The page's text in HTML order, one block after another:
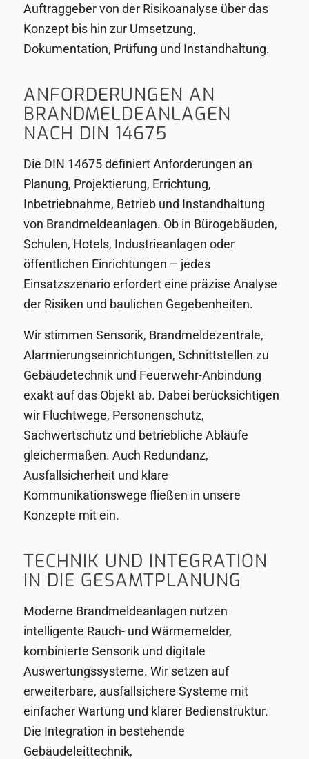
Auftraggeber von der Risikoanalyse über das
Konzept bis hin zur Umsetzung,
Dokumentation, Prüfung und Instandhaltung.
ANFORDERUNGEN AN
BRANDMELDEANLAGEN
NACH DIN 14675
Die DIN 14675 definiert Anforderungen an
Planung, Projektierung, Errichtung,
Inbetriebnahme, Betrieb und Instandhaltung
von Brandmeldeanlagen. Ob in Bürogebäuden,
Schulen, Hotels, Industrieanlagen oder
öffentlichen Einrichtungen – jedes
Einsatzszenario erfordert eine präzise Analyse
der Risiken und baulichen Gegebenheiten.
Wir stimmen Sensorik, Brandmeldezentrale,
Alarmierungseinrichtungen, Schnittstellen zu
Gebäudetechnik und Feuerwehr-Anbindung
exakt auf das Objekt ab. Dabei berücksichtigen
wir Fluchtwege, Personenschutz,
Sachwertschutz und betriebliche Abläufe
gleichermaßen. Auch Redundanz,
Ausfallsicherheit und klare
Kommunikationswege fließen in unsere
Konzepte mit ein.
TECHNIK UND INTEGRATION
IN DIE GESAMTPLANUNG
Moderne Brandmeldeanlagen nutzen
intelligente Rauch- und Wärmemelder,
kombinierte Sensorik und digitale
Auswertungssysteme. Wir setzen auf
erweiterbare, ausfallsichere Systeme mit
einfacher Wartung und klarer Bedienstruktur.
Die Integration in bestehende
Gebäudeleittechnik,